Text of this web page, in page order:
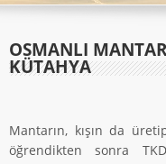
OSMANLI
KÜTAHYA
Mantarın, kışın da
öğrendikten sonra